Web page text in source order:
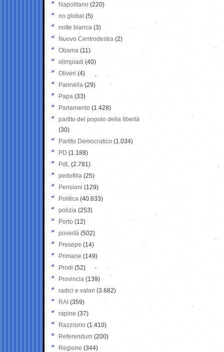
Napolitano (220)
no global (5)
notte bianca (3)
Nuovo Centrodestra (2)
Obama (11)
olimpiadi (40)
Oliveri (4)
Pannella (29)
Papa (33)
Parlamento (1.428)
partito del popolo della libertà
(30)
Partito Democratico (1.034)
PD (1.188)
PdL (2.781)
pedofilia (25)
Pensioni (129)
Politica (40.833)
polizia (253)
Porto (12)
povertà (502)
Presepe (14)
Primarie (149)
Prodi (52)
Provincia (139)
radici e valori (3.682)
RAI (359)
rapine (37)
Razzismo (1.410)
Referendum (200)
Regione (344)